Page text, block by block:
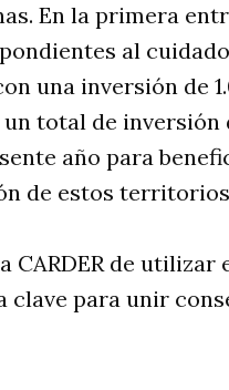
En la primera
al
una inversión de
un total de
año para
de estos
de utilizar
clave para unir